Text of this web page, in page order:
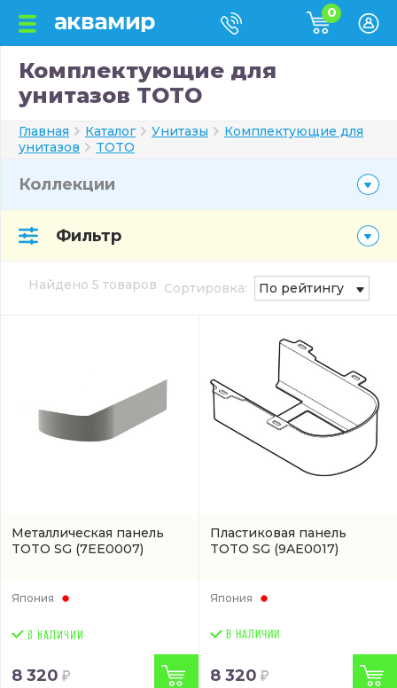
0
Комплектующие для
унитазов TOTO
Главная Каталог Унитазы
Комплектующие для
унитазов
TOTO
Коллекции
Фильтр
Найдено 5 товаров Сортировка: По рейтингу
Металлическая панель
TOTO SG (7EE0007)
Япония
8 320
Пластиковая панель
TOTO SG (9AE0017)
Япония
В НАЛИЧИИ
8 320